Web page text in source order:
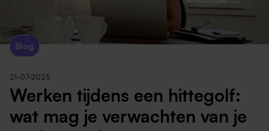
Blog
21-07-2025
Werken tijdens een hittegolf:
wat mag je verwachten van je